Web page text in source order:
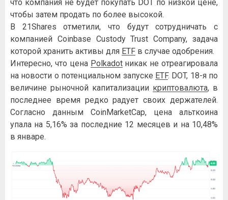
что компания не будет покупать DOT по низкой цене,
чтобы затем продать по более высокой.
В 21Shares отметили, что будут сотрудничать с
компанией Coinbase Custody Trust Company, задача
которой хранить активы для ETF в случае одобрения.
Интересно, что цена Polkadotникак не отреагировала
на новости о потенциальном запуске ETF. DOT, 18-я по
величине рыночной капитализации криптовалюта, в
последнее время редко радует своих держателей.
Согласно данным CoinMarketCap, цена альткоина
упала на 5,16% за последние 12 месяцев и на 10,48%
в январе.